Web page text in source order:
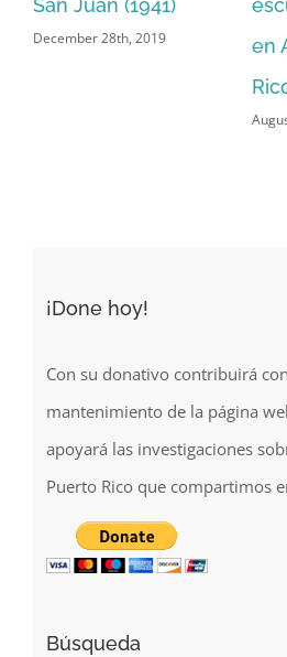
San Juan (1941)
December 28th, 2019
en
¡Done hoy!
Con su donativo contribuirá
mantenimiento de la página
apoyará las investigaciones
Puerto Rico que compartimos
Búsqueda